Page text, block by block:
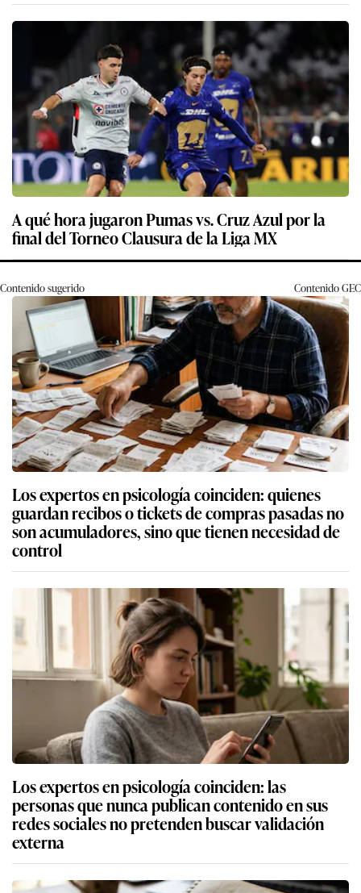
A qué hora jugaron Pumas vs. Cruz Azul por la
final del Torneo Clausura de la Liga MX
Contenido sugerido ContenidoGEC
Los expertos en psicología coinciden: quienes
guardan recibos o tickets de compras pasadas no
son acumuladores, sino que tienen necesidad de
control
Los expertos en psicología coinciden: las
personas que nunca publican contenido en sus
redes sociales no pretenden buscar validación
externa